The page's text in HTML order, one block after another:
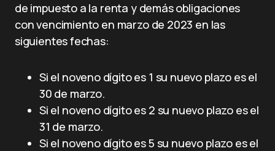
de impuesto a la renta y demás obligaciones
con vencimiento en marzo de 2023 en las
siguientes fechas:
Si el noveno dígito es 1 su nuevo plazo es el
30 de marzo.
Si el noveno dígito es 2 su nuevo plazo es el
31 de marzo.
Si el noveno dígito es 5 su nuevo plazo es el